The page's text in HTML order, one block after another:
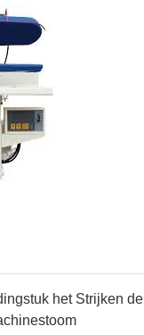
het Strijken de